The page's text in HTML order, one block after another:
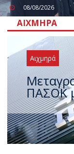
08/08/2026
ΑΙΧΜΗΡΆ
Αιχμηρά
Και
ΔΕΘ